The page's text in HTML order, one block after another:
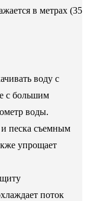
в метрах (35
воду с
с большим
воды.
песка съемным
упрощает
поток